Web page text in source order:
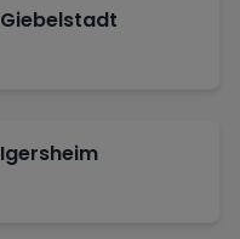
Giebelstadt
Igersheim